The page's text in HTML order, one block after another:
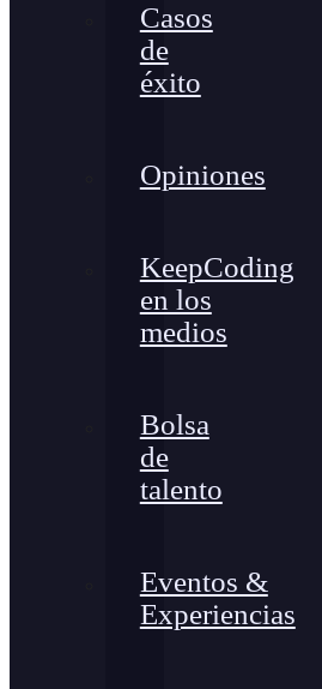
Casos
de
éxito
Opiniones
KeepCoding
en los
medios
Bolsa
de
talento
Eventos &
Experiencias